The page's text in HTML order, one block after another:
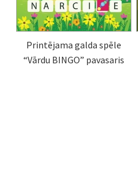
Printējama galda spēle
“Vārdu BINGO” pavasaris